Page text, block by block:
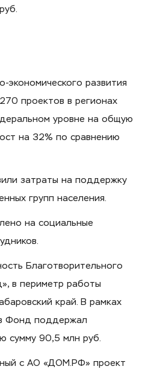
экономического развития
проектов в регионах
уровне на общую
на 32% по сравнению
затраты на поддержку
групп населения.
на социальные
Благотворительного
в периметр работы
край. В рамках
Фонд поддержал
сумму 90,5 млн руб.
с АО «ДОМ.РФ» проект